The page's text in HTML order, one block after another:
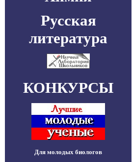
Русская
литература
КОНКУРСЫ
Для молодых биологов